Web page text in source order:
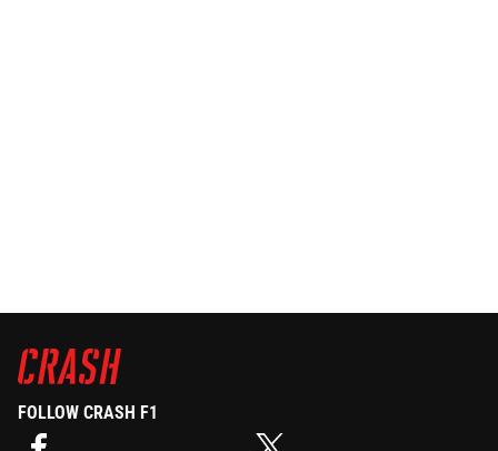
FOLLOW CRASH F1